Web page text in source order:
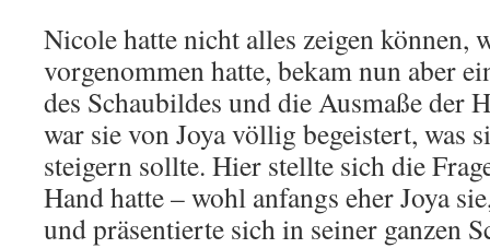
Nicole hatte nicht alles zeigen können,
vorgenommen hatte, bekam nun aber
des Schaubildes und die Ausmaße der
war sie von Joya völlig begeistert, was
steigern sollte. Hier stellte sich die
Hand hatte – wohl anfangs eher Joya
und präsentierte sich in seiner ganzen